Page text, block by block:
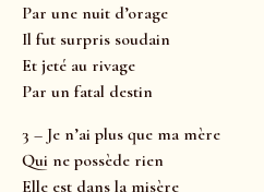
Par une nuit d’orage
Il fut surpris soudain
Et jeté au rivage
Par un fatal destin
3 – Je n’ai plus que ma mère
Qui ne possède rien
Elle est dans la misère